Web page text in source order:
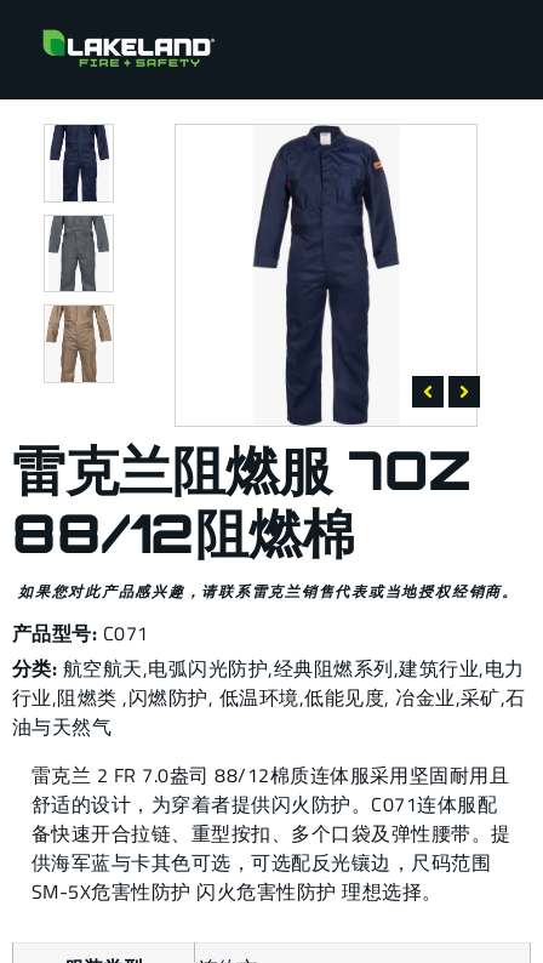
雷克兰阻燃服 7OZ
88/12阻燃棉
如果您对此产品感兴趣，请联系雷克兰销售代表或当地授权经销商。
产品型号: C071
分类: 航空航天,电弧闪光防护,经典阻燃系列,建筑行业,电力
行业,阻燃类,闪燃防护, 低温环境,低能见度, 冶金业,采矿,石
油与天然气
雷克兰 2 FR 7.0盎司 88/12棉质连体服采用坚固耐用且
舒适的设计，为穿着者提供闪火防护。C071连体服配
备快速开合拉链、重型按扣、多个口袋及弹性腰带。提
供海军蓝与卡其色可选，可选配反光镶边，尺码范围
SM-5X危害性防护 闪火危害性防护 理想选择。